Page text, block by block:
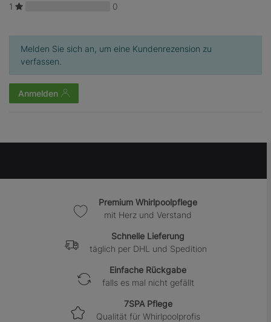
1
0
Melden Sie sich an, um eine Kundenrezension zu
verfassen.
Anmelden
Premium Whirlpoolpflege
mit Herz und Verstand
Schnelle Lieferung
täglich per DHL und Spedition
Einfache Rückgabe
falls es mal nicht gefällt
7SPA Pflege
Qualität für Whirlpoolprofis